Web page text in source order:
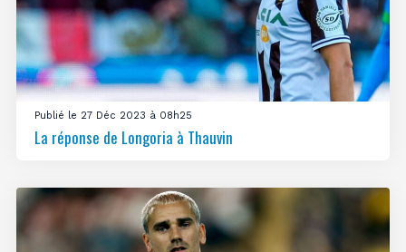
Publié le 27 Déc 2023 à 08h25
La réponse de Longoria à Thauvin